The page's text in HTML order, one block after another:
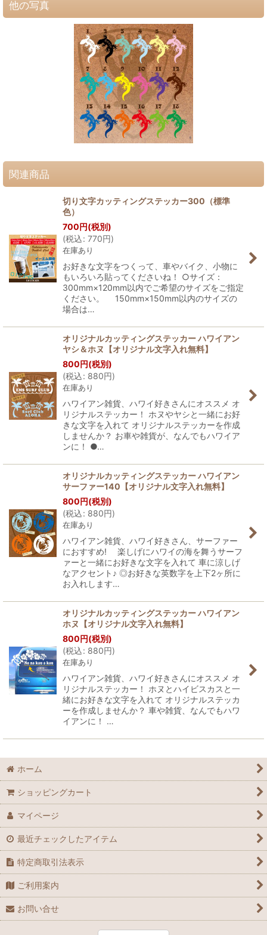
他の写真
関連商品
切り文字カッティングステッカー300（標準
色）
700円(税別)
(税込: 770円)
在庫あり
お好きな文字をつくって、車やバイク、小物に
もいろいろ貼ってくださいね！ ○サイズ：
300mm×120mm以内でご希望のサイズをご指定
ください。 150mm×150mm以内のサイズの
場合は…
オリジナルカッティングステッカー ハワイアン
ヤシ＆ホヌ【オリジナル文字入れ無料】
800円(税別)
(税込: 880円)
在庫あり
ハワイアン雑貨、ハワイ好きさんにオススメ オ
リジナルステッカー！ ホヌやヤシと一緒にお好
きな文字を入れて オリジナルステッカーを作成
しませんか？ お車や雑貨が、なんでもハワイア
ンに！ ●…
オリジナルカッティングステッカー ハワイアン
サーファー140【オリジナル文字入れ無料】
800円(税別)
(税込: 880円)
在庫あり
ハワイアン雑貨、ハワイ好きさん、サーファー
におすすめ! 楽しげにハワイの海を舞うサーフ
ァーと一緒にお好きな文字を入れて 車に涼しげ
なアクセント♪ ◎お好きな英数字を上下2ヶ所に
お入れします…
オリジナルカッティングステッカー ハワイアン
ホヌ【オリジナル文字入れ無料】
800円(税別)
(税込: 880円)
在庫あり
ハワイアン雑貨、ハワイ好きさんにオススメ オ
リジナルステッカー！ ホヌとハイビスカスと一
緒にお好きな文字を入れて オリジナルステッカ
ーを作成しませんか？ 車や雑貨、なんでもハワ
イアンに！ …
ホーム
ショッピングカート
マイページ
最近チェックしたアイテム
特定商取引法表示
ご利用案内
お問い合せ